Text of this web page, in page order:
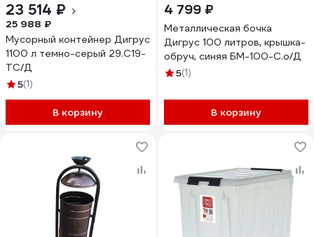
23 514 ₽
25 988 ₽
Мусорный контейнер Дигрус
1100 л темно-серый 29.С19-
ТС/Д
5(1)
В корзину
4 799 ₽
Металлическая бочка
Дигрус 100 литров, крышка-
обруч, синяя БМ-100-С.о/Д
5(1)
В корзину